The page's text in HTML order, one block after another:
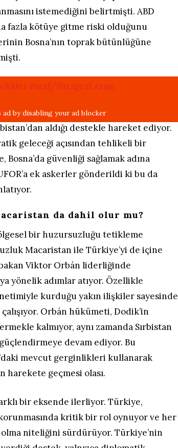
istemediğini belirtmişti. ABD
fazla kötüye gitme riski olduğunu
Bosna’nın toprak bütünlüğüne
aldığı destekle hareket ediyor.
geleceği açısından tehlikeli bir
güvenliği sağlamak adına
ek askerler gönderildi ki bu da
da dahil olur mu?
bir huzursuzluğu tetikleme
Macaristan ile Türkiye’yi de içine
Viktor Orbán liderliğinde
yönelik adımlar atıyor. Özellikle
kurduğu yakın ilişkiler sayesinde
Orbán hükümeti, Dodik’in
kalmıyor, aynı zamanda Sırbistan
devam ediyor. Bu
mevcut gerginlikleri kullanarak
harekete geçmesi olası.
bir eksende ilerliyor. Türkiye,
kritik bir rol oynuyor ve her
olma niteliğini sürdürüyor. Türkiye’nin